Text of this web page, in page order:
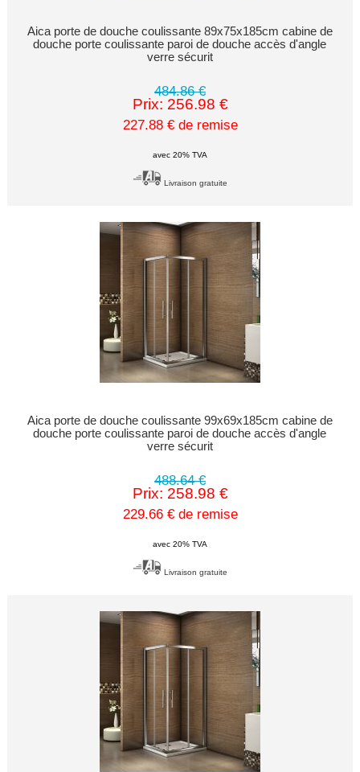
Aica porte de douche coulissante 89x75x185cm cabine de
douche porte coulissante paroi de douche accès d'angle
verre sécurit
484.86 €
Prix: 256.98 €
227.88 € de remise
avec 20% TVA
Livraison gratuite
Aica porte de douche coulissante 99x69x185cm cabine de
douche porte coulissante paroi de douche accès d'angle
verre sécurit
488.64 €
Prix: 258.98 €
229.66 € de remise
avec 20% TVA
Livraison gratuite